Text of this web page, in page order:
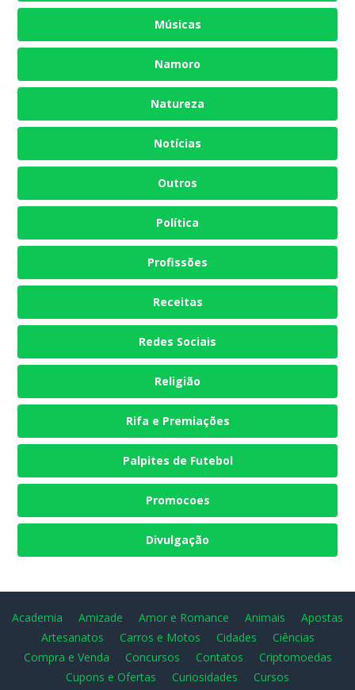
Músicas
Namoro
Natureza
Notícias
Outros
Política
Profissões
Receitas
Redes Sociais
Religião
Rifa e Premiações
Palpites de Futebol
Promocoes
Divulgação
Academia Amizade Amor e Romance Animais
Apostas
Artesanatos
Carros e Motos Cidades
Ciências
Compra e Venda
Concursos Contatos
Criptomoedas
Cupons e Ofertas
Curiosidades
Cursos